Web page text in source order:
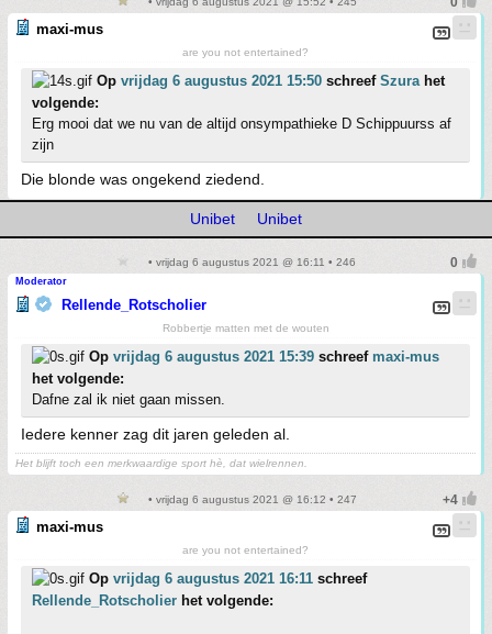
maxi-mus
are you not entertained?
Op vrijdag 6 augustus 2021 15:50 schreef Szurahet
volgende:
Erg mooi dat we nu van de altijd onsympathieke D Schippuurss af
zijn
Die blonde was ongekend ziedend.
Unibet Unibet
• vrijdag 6 augustus 2021 @ 16:11 • 246
Moderator
Rellende_Rotscholier
Robbertje matten met de wouten
Op vrijdag 6 augustus 2021 15:39 schreef maxi-mus
het volgende:
Dafne zal ik niet gaan missen.
Iedere kenner zag dit jaren geleden al.
Het blijft toch een merkwaardige sport hè, dat wielrennen.
• vrijdag 6 augustus 2021 @ 16:12 • 247
maxi-mus
are you not entertained?
Op vrijdag 6 augustus 2021 16:11 schreef
Rellende_Rotscholier het volgende: